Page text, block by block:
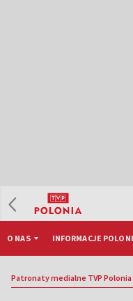
O NAS INFORMACJE
Patronaty medialne TVP Polonia